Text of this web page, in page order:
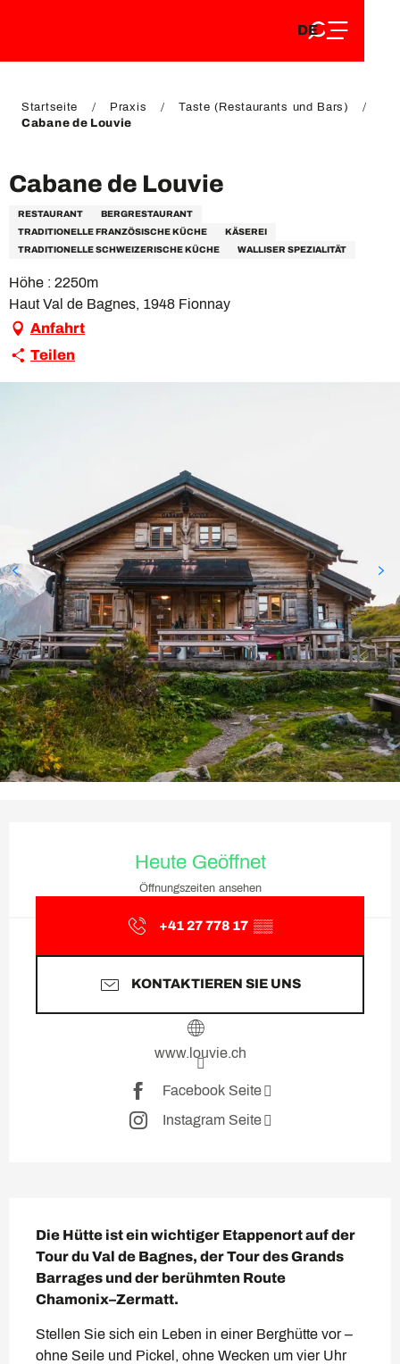
EN
DE
FR
Startseite Praxis
Taste (Restaurants und Bars)
Cabane de Louvie
Cabane de Louvie
RESTAURANT
BERGRESTAURANT
TRADITIONELLE FRANZÖSISCHE KÜCHE
KÄSEREI
TRADITIONELLE SCHWEIZERISCHE KÜCHE
WALLISER SPEZIALITÄT
Höhe : 2250m
Haut Val de Bagnes, 1948 Fionnay
Anfahrt
Teilen
Heute Geöffnet
Öffnungszeiten ansehen
+41 27 778 17 ▒▒
KONTAKTIEREN SIE UNS
www.louvie.ch
Facebook Seite
Instagram Seite
Die Hütte ist ein wichtiger Etappenort auf der
Tour du Val de Bagnes, der Tour des Grands
Barrages und der berühmten Route
Chamonix–Zermatt.
Stellen Sie sich ein Leben in einer Berghütte vor –
ohne Seile und Pickel, ohne Wecken um vier Uhr